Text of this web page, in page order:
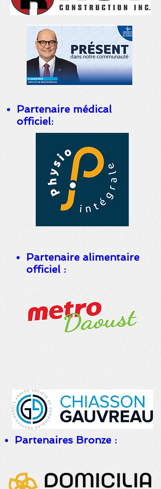
Partenaire médical
officiel:
Partenaire alimentaire
officiel :
Partenaires Bronze :